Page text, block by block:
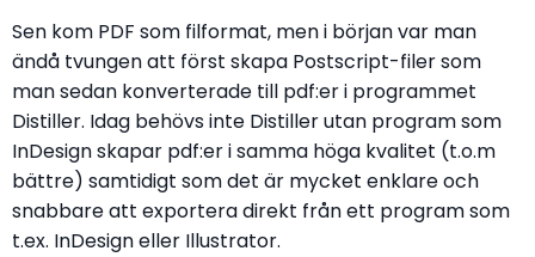
Sen kom PDF som filformat, men i början var man
ändå tvungen att först skapa Postscript-filer som
man sedan konverterade till pdf:er i programmet
Distiller. Idag behövs inte Distiller utan program som
InDesign skapar pdf:er i samma höga kvalitet (t.o.m
bättre) samtidigt som det är mycket enklare och
snabbare att exportera direkt från ett program som
t.ex. InDesign eller Illustrator.